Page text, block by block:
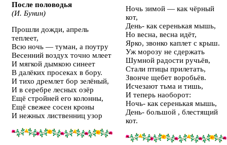
После половодья
(И. Бунин)
Прошли дожди, апрель
теплеет,
Всю ночь — туман, а поутру
Весенний воздух точно млеет
И мягкой дымкою синеет
В далёких просеках в бору.
И тихо дремлет бор зелёный,
И в серебре лесных озёр
Ещё стройней его колонны,
Ещё свежее сосен кроны
И нежных лиственниц узор
Ночь зимой — как чёрный
кот,
День- как серенькая мышь,
Но весна, весна идёт,
Ярко, звонко каплет с крыш.
Уж морозу не сдержать
Шумной радости ручьёв,
Стали птицы прилетать,
Звонче щебет воробьёв.
Исчезают тьма и тишь,
И теперь наоборот:
Ночь- как серенькая мышь,
День- большой , блестящий
кот.